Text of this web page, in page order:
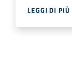
LEGGI DI PIÙ